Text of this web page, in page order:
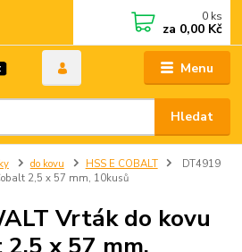
Menu
Hledat
0 ks
za 0,00 Kč
do kovu HSS E COBALT
DT4919
2,5 x 57 mm, 10kusů
Vrták do kovu
2,5 x 57 mm,